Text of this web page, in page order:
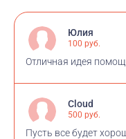
Юлия
100 руб.
Отличная идея
Cloud
500 руб.
Пусть все будет